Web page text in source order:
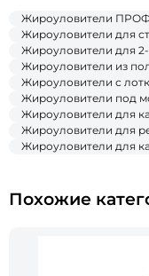
Жироуловители
Жироуловители для
Жироуловители для
Жироуловители из
Жироуловители с
Жироуловители под
Жироуловители для
Жироуловители для
Жироуловители для
Похожие